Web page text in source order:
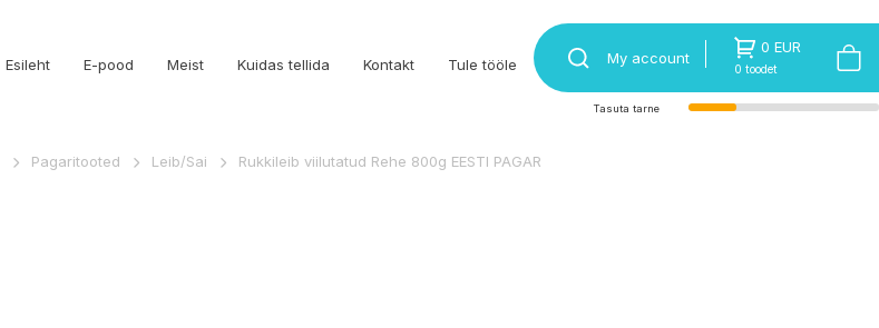
Esileht E-pood Meist Kuidas tellida Kontakt Tule tööle My account
0 EUR
0 toodet
Tasuta tarne
Pagaritooted Leib/Sai Rukkileib viilutatud Rehe 800g EESTI PAGAR